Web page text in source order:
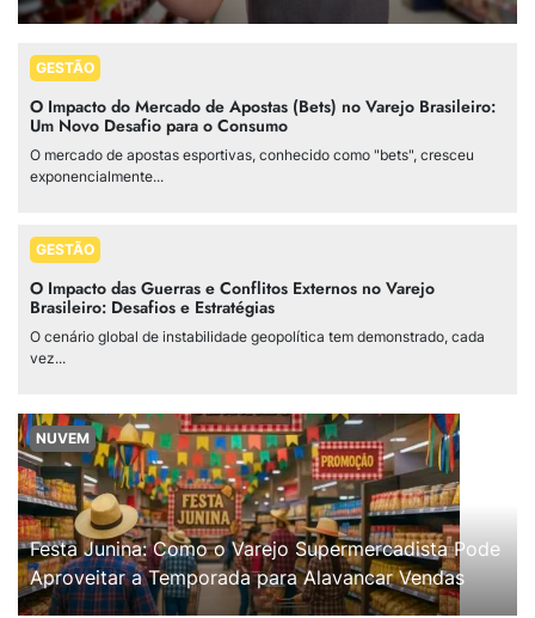
GESTÃO
O Impacto do Mercado de Apostas (Bets) no Varejo Brasileiro:
Um Novo Desafio para o Consumo
O mercado de apostas esportivas, conhecido como "bets", cresceu
exponencialmente...
GESTÃO
O Impacto das Guerras e Conflitos Externos no Varejo
Brasileiro: Desafios e Estratégias
O cenário global de instabilidade geopolítica tem demonstrado, cada
vez...
NUVEM
Festa Junina: Como o Varejo Supermercadista Pode
Aproveitar a Temporada para Alavancar Vendas